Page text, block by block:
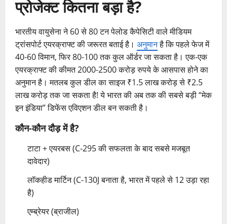
प्रोजेक्ट कितना बड़ा है?
भारतीय वायुसेना ने 60 से 80 टन पेलोड कैपेसिटी वाले मीडियम
ट्रांसपोर्ट एयरक्राफ्ट की जरूरत बताई है। अनुमानहै कि पहले फेज में
40-60 विमान, फिर 80-100 तक कुल ऑर्डर जा सकता है। एक-एक
एयरक्राफ्ट की कीमत 2000-2500 करोड़ रुपये के आसपास होने का
अनुमान है। मतलब कुल डील का साइज ₹1.5 लाख करोड़ से ₹2.5
लाख करोड़ तक जा सकता है! ये भारत की अब तक की सबसे बड़ी “मेक
इन इंडिया” डिफेंस एविएशन डील बन सकती है।
कौन-कौन दौड़ में है?
टाटा + एयरबस (C-295 की सफलता के बाद सबसे मजबूत
दावेदार)
लॉकहीड मार्टिन (C-130J बनाता है, भारत में पहले से 12 उड़ा रहा
है)
एम्ब्रेयर (ब्राजील)